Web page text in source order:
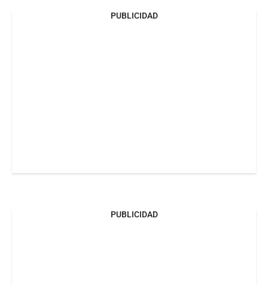
PUBLICIDAD
PUBLICIDAD